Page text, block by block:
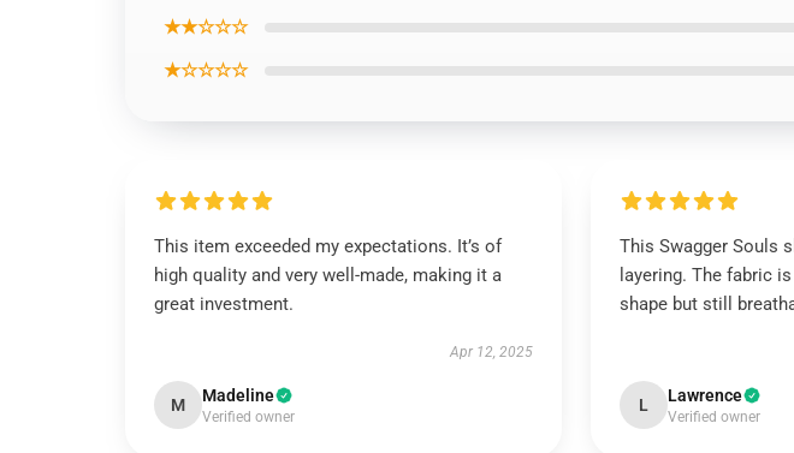
★★☆☆☆
★☆☆☆☆
This item exceeded my expectations. It’s of
high quality and very well-made, making it a
great investment.
Apr 12, 2025
M Madeline
Verified owner
This Swagger Souls
layering. The fabric
shape but still
L Lawrence
Verified owner